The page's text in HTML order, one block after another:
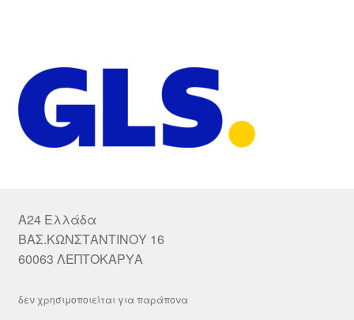
A24 Ελλάδα
ΒΑΣ.ΚΩΝΣΤΑΝΤΙΝΟΥ 16
60063 ΛΕΠΤΟΚΑΡΥΑ
δεν χρησιμοποιείται για παράπονα